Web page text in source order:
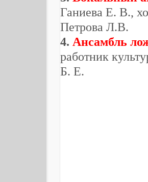
Ганиева Е. В.,
Петрова Л.В.
4. Ансамбль
работник
Б. Е.